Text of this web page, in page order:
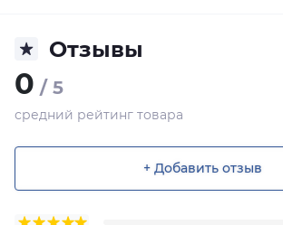
Отзывы
0 / 5
средний рейтинг товара
+ Добавить отзыв